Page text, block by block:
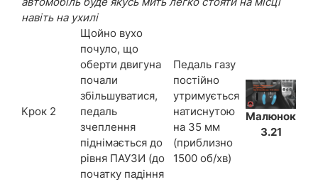
навіть на ухилі
Крок 2
Щойно вухо
почуло, що
оберти двигуна
почали
збільшуватися,
педаль
зчеплення
піднімається до
рівня ПАУЗИ (до
початку падіння
Педаль газу
постійно
утримується
натиснутою
на 35 мм
(приблизно
1500 об/хв)
Малюнок
3.21